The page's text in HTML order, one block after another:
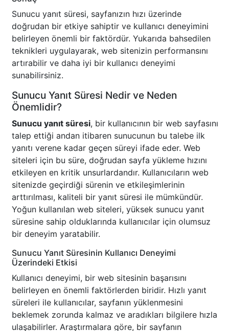
Sunucu yanıt süresi, sayfanızın hızı üzerinde
doğrudan bir etkiye sahiptir ve kullanıcı deneyimini
belirleyen önemli bir faktördür. Yukarıda bahsedilen
teknikleri uygulayarak, web sitenizin performansını
artırabilir ve daha iyi bir kullanıcı deneyimi
sunabilirsiniz.
Sunucu Yanıt Süresi Nedir ve Neden
Önemlidir?
Sunucu yanıt süresi, bir kullanıcının bir web sayfasını
talep ettiği andan itibaren sunucunun bu talebe ilk
yanıtı verene kadar geçen süreyi ifade eder. Web
siteleri için bu süre, doğrudan sayfa yükleme hızını
etkileyen en kritik unsurlardandır. Kullanıcıların web
sitenizde geçirdiği sürenin ve etkileşimlerinin
arttırılması, kaliteli bir yanıt süresi ile mümkündür.
Yoğun kullanılan web siteleri, yüksek sunucu yanıt
süresine sahip olduklarında kullanıcılar için olumsuz
bir deneyim yaratabilir.
Sunucu Yanıt Süresinin Kullanıcı Deneyimi
Üzerindeki Etkisi
Kullanıcı deneyimi, bir web sitesinin başarısını
belirleyen en önemli faktörlerden biridir. Hızlı yanıt
süreleri ile kullanıcılar, sayfanın yüklenmesini
beklemek zorunda kalmaz ve aradıkları bilgilere hızla
ulaşabilirler. Araştırmalara göre, bir sayfanın